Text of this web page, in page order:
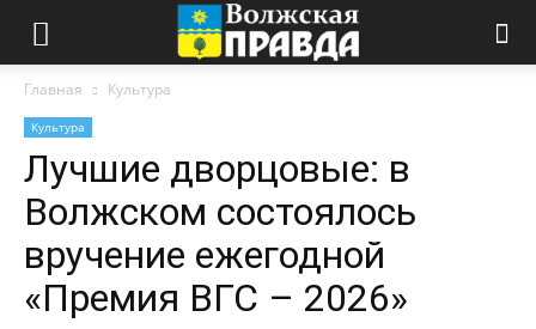
Главная Культура
Культура
Лучшие дворцовые: в
Волжском состоялось
вручение ежегодной
«Премия ВГС – 2026»